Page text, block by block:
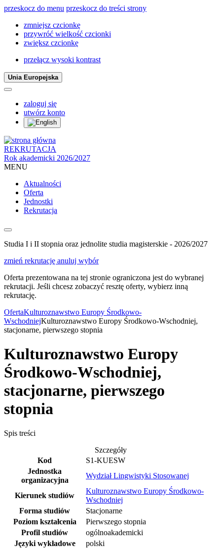
przeskocz do menu przeskocz do treści strony
zmniejsz czcionkę
przywróć wielkość czcionki
zwiększ czcionkę
przełącz wysoki kontrast
Unia Europejska
zaloguj się
utwórz konto
REKRUTACJA
Rok akademicki 2026/2027
MENU
Aktualności
Oferta
Jednostki
Rekrutacja
Studia I i II stopnia oraz jednolite studia magisterskie - 2026/2027
zmień rekrutację anuluj wybór
Oferta prezentowana na tej stronie ograniczona jest do wybranej
rekrutacji. Jeśli chcesz zobaczyć resztę oferty, wybierz inną
rekrutację.
OfertaKulturoznawstwo Europy Środkowo-
WschodniejKulturoznawstwo Europy Środkowo-Wschodniej,
stacjonarne, pierwszego stopnia
Kulturoznawstwo Europy
Środkowo-Wschodniej,
stacjonarne, pierwszego
stopnia
Spis treści
Szczegóły
Kod
S1-KUESW
Jednostka
organizacyjna
Wydział Lingwistyki Stosowanej
Kierunek studiów
Kulturoznawstwo Europy Środkowo-
Wschodniej
Forma studiów
Stacjonarne
Poziom kształcenia
Pierwszego stopnia
Profil studiów
ogólnoakademicki
Języki wykładowe
polski